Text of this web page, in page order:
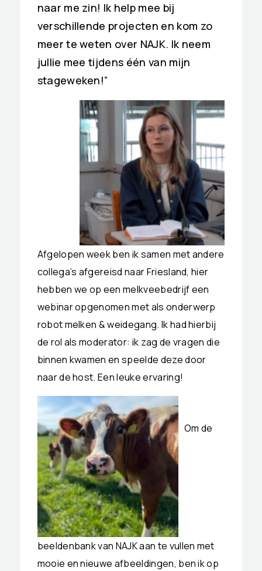
naar me zin! Ik help mee bij
verschillende projecten en kom zo
meer te weten over NAJK. Ik neem
jullie mee tijdens één van mijn
stageweken!”
Afgelopen weekben ik samen met andere
collega’s afgereisd naar Friesland, hier
hebben we op een melkveebedrijf een
webinar opgenomen met als onderwerp
robot melken & weidegang. Ik had hierbij
de rol als moderator: ik zag de vragen die
binnen kwamen en speelde deze door
naar de host.Een leuke ervaring!
Om de
beeldenbank van NAJK aan te vullen met
mooie en nieuwe afbeeldingen, ben ik op